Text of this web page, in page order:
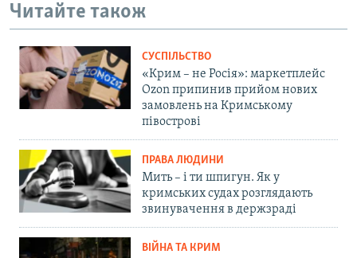
Читайте також
СУСПІЛЬСТВО
«Крим – не Росія»: маркетплейс
Ozon припинив прийом нових
замовлень на Кримському
півострові
ПРАВА ЛЮДИНИ
Мить – і ти шпигун. Як у
кримських судах розглядають
звинувачення в держзраді
ВІЙНА ТА КРИМ